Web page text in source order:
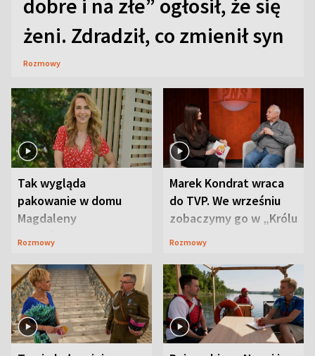
dobre i na złe” ogłosił, że się
żeni. Zdradził, co zmienił syn
Rozmowy
Tak wygląda
pakowanie w domu
Magdaleny
Waligórskiej-Lisieckiej.
Rozmowy
Marek Kondrat wraca
do TVP. We wrześniu
zobaczymy go w „Królu
Maciusiu I”
Rozmowy